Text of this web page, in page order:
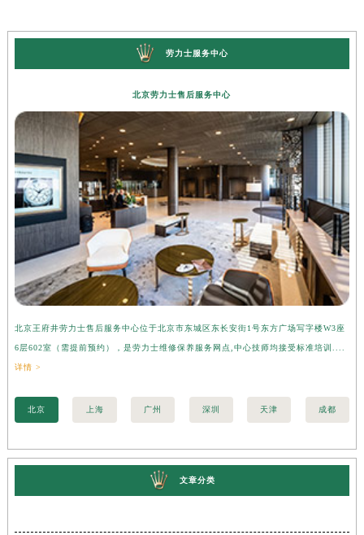
劳力士服务中心
北京劳力士售后服务中心
北京王府井劳力士售后服务中心位于北京市东城区东长安街1号东方广场写字楼W3座
6层602室（需提前预约），是劳力士维修保养服务网点,中心技师均接受标准培训....
详情 >
北京 上海 广州 深圳 天津 成都
文章分类